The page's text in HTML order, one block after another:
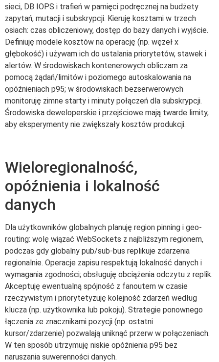
sieci, DB IOPS i trafień w pamięci podręcznej na budżety
zapytań, mutacji i subskrypcji. Kieruję kosztami w trzech
osiach: czas obliczeniowy, dostęp do bazy danych i wyjście.
Definiuję modele kosztów na operację (np. węzeł x
głębokość) i używam ich do ustalania priorytetów, stawek i
alertów. W środowiskach kontenerowych obliczam za
pomocą żądań/limitów i poziomego autoskalowania na
opóźnieniach p95; w środowiskach bezserwerowych
monitoruję zimne starty i minuty połączeń dla subskrypcji.
Środowiska deweloperskie i przejściowe mają twarde limity,
aby eksperymenty nie zwiększały kosztów produkcji.
Wieloregionalność,
opóźnienia i lokalność
danych
Dla użytkowników globalnych planuję region pinning i geo-
routing: wolę wiązać WebSockets z najbliższym regionem,
podczas gdy globalny pub/sub-bus replikuje zdarzenia
regionalnie. Operacje zapisu respektują lokalność danych i
wymagania zgodności; obsługuję obciążenia odczytu z replik.
Akceptuję ewentualną spójność z fanoutem w czasie
rzeczywistym i priorytetyzuję kolejność zdarzeń według
klucza (np. użytkownika lub pokoju). Strategie ponownego
łączenia ze znacznikami pozycji (np. ostatni
kursor/zdarzenie) pozwalają uniknąć przerw w połączeniach.
W ten sposób utrzymuję niskie opóźnienia p95 bez
naruszania suwerenności danych.